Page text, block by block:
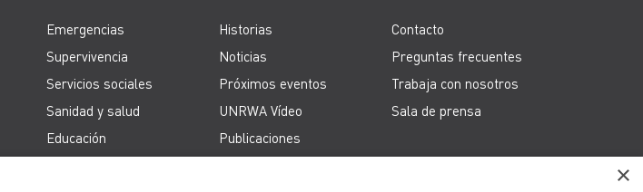
Emergencias
Supervivencia
Servicios sociales
Sanidad y salud
Educación
Historias
Noticias
Próximos eventos
UNRWA Vídeo
Publicaciones
Contacto
Preguntas frecuentes
Trabaja con nosotros
Sala de prensa
×